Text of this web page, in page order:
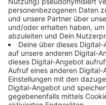
versuchen in ganz
Nachhaltigkeit
einige Monate komplett
aufs Lastenrad um,
Müllreduktion. Wieder
Themen
an.
Anzeige